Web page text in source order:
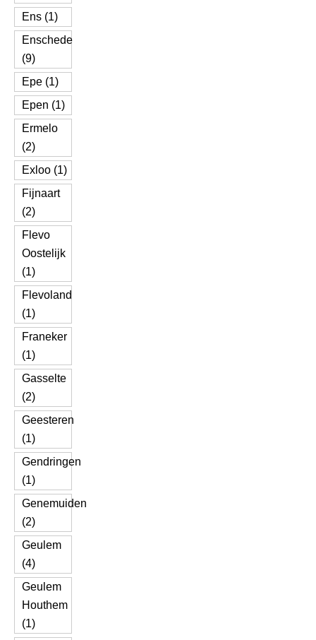
Ens (1)
Enschede
(9)
Epe (1)
Epen (1)
Ermelo
(2)
Exloo (1)
Fijnaart
(2)
Flevo
Oostelijk
(1)
Flevoland
(1)
Franeker
(1)
Gasselte
(2)
Geesteren
(1)
Gendringen
(1)
Genemuiden
(2)
Geulem
(4)
Geulem
Houthem
(1)